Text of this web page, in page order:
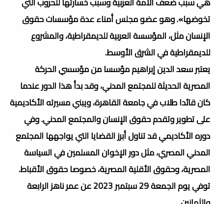
تخوضها». وهو عضو مجلس أمناء عدة مؤسسات حقوق
الإنسان مثل، المؤسسة العربية للديمقراطية، والمشروع
للديمقراطية في الشرق الأوسط.
يعتبر سعد الدين إبراهيم مؤسسا من مؤسسي الحركة
المصرية الحديثة للمجتمع المدني، وقد بدأ هذا الدور عندما
كان قائدا طلاب في جامعة القاهرة، ويبني مسيرته الأكاديمية
على تطوير وتقدم حقوق الإنسان والمجتمع المدني. وفي
دوره الأكاديمي قد تناول أبرز القضايا التي يواجهها المجتمع
المدني المصري، مثل دور الإخوان المسلمين في السياسة
المصرية، وحقوق الأقلية المصرية، خصوصا حقوق الأقباط.
توفي يوم الجمعة 29 سبتمبر 2023 عن عمر ناهز الرابعة